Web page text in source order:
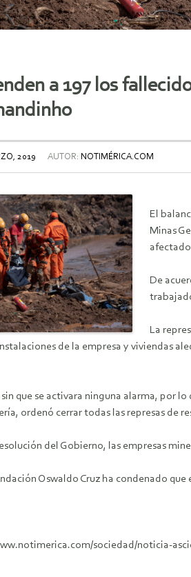
a 197 los
2019 AUTOR: NOTIMÉRICA.COM
El
Minas
De
La
de la empresa y viviendas
que se activara ninguna alarma, por
ordenó cerrar todas las represas de
del Gobierno, las empresas
Oswaldo Cruz ha condenado
sociedad/noticia-